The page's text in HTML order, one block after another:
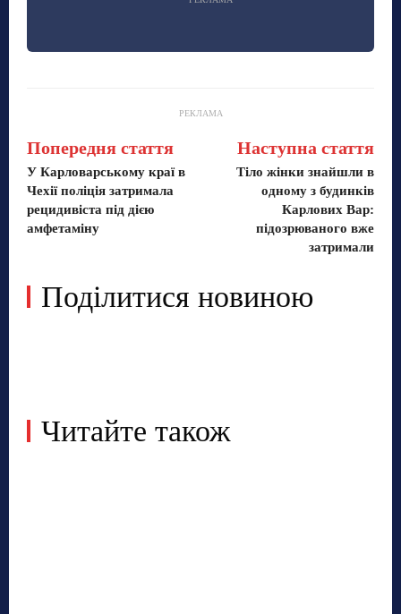
РЕКЛАМА
Попередня стаття
У Карловарському краї в
Чехії поліція затримала
рецидивіста під дією
амфетаміну
Наступна стаття
Тіло жінки знайшли в
одному з будинків
Карлових Вар:
підозрюваного вже
затримали
Поділитися новиною
Читайте також